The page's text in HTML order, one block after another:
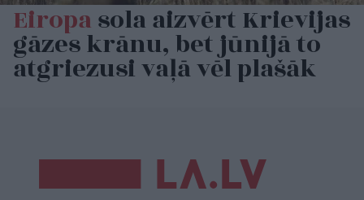
Eiropasola aizvērt Krievijas
gāzes krānu, bet jūnijā to
atgriezusi vaļā vēl plašāk